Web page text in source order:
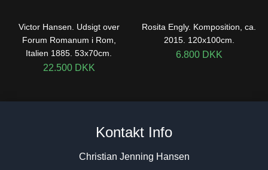
Victor Hansen. Udsigt over
Forum Romanum i Rom,
Italien 1885. 53x70cm.
22.500 DKK
Rosita Engly. Komposition, ca.
2015. 120x100cm.
6.800 DKK
Kontakt Info
Christian Jenning Hansen